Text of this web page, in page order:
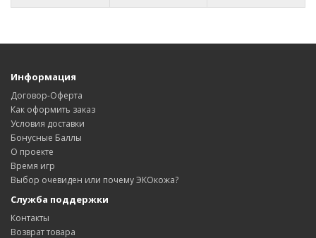
Информация
Договор-Оферта
Как оформить заказ
Условия доставки
Бонусные Баллы
О проекте
Время игр
Выбор очевиден или почему ЭКОкожа?
Служба поддержки
Контакты
Возврат товара